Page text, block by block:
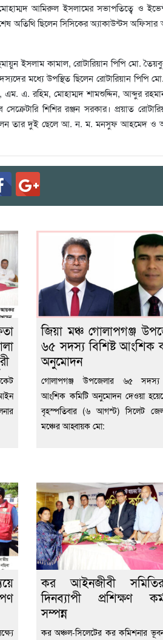
মোহাম্মদ আমিরুল ইসলামের সভাপতিত্বে ও
অতিথি ছিলেন সিসিকের অ্যাকাউন্টস
ইসলাম কামাল, রোটারিয়ান পিপি মো.
মধ্যে উপস্থিত ছিলেন রোটারিয়ান পিপি
এ. রহিম, মোহাম্মদ শামশুদ্দিন, আব্দুর
শিশির রঞ্জন সরকার। প্রয়াত
ছিলেন তার দুই ছেলে আ. ন. ম. মনসুফ আহমেদ
জিয়া মঞ্চ গোলাপগঞ্জ
৬৫ সদস্য বিশিষ্ট আংশিক
অনুমোদন
গোলাপগঞ্জ উপজেলার ৬৫ সদস্য
আংশিক কমিটি অনুমোদন দেওয়া
বৃহস্পতিবার (৬ আগস্ট) সিলেট
মঞ্চের আহ্বায়ক মো:
কর আইনজীবী
দিনব্যাপী প্রশিক্ষণ
সম্পন্ন
কর অঞ্চল-সিলেটের কর কমিশনার